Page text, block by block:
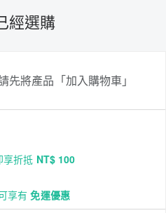
經選購
先將產品「加入購物車」
折抵 NT$ 100
享有免運優惠